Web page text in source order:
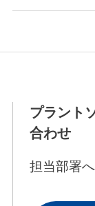
プラント
合わせ
担当部署